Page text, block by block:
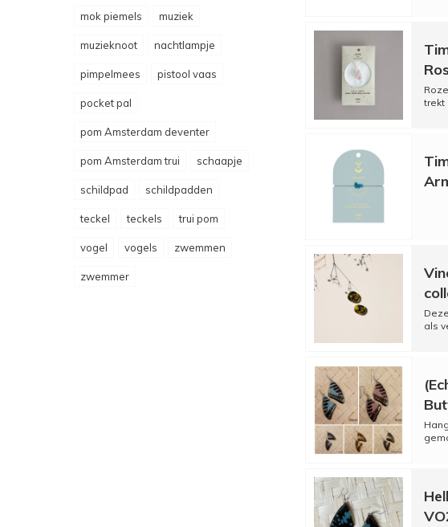
mok piemels muziek
muzieknoot nachtlampje
pimpelmees pistool vaas
pocket pal
pom Amsterdam deventer
pom Amsterdam trui schaapje
schildpad schildpadden
teckel teckels trui pom
vogel vogels zwemmen
zwemmer
trekt
als